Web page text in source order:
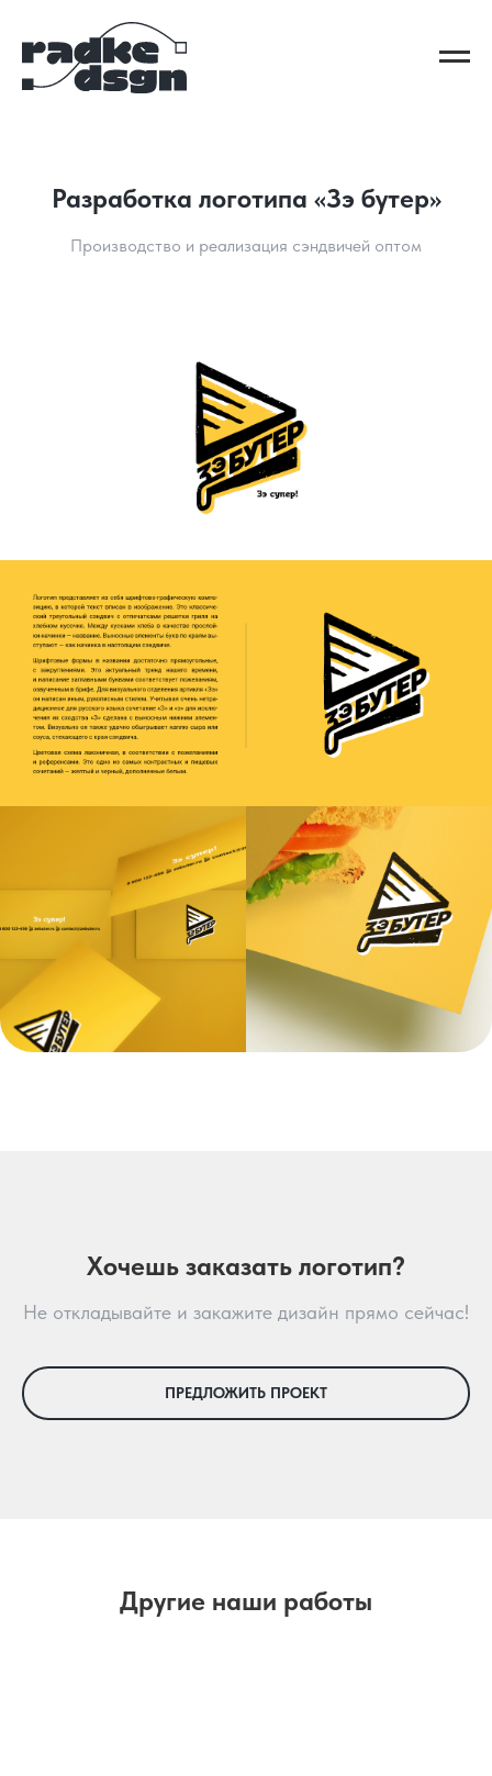
Разработка логотипа «Зэ бутер»
Производство и реализация сэндвичей оптом
Хочешь заказать логотип?
Не откладывайте и закажите дизайн прямо сейчас!
ПРЕДЛОЖИТЬ ПРОЕКТ
Другие наши работы